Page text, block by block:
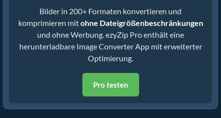
Bilder in 200+ Formaten konvertieren und
komprimieren mitohne Dateigrößenbeschränkungen
und ohne Werbung. ezyZip Pro enthält eine
herunterladbare Image Converter App mit erweiterter
Optimierung.
Pro testen